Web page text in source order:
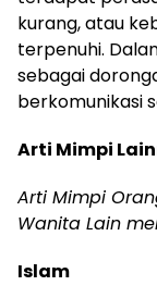
kurang, atau
terpenuhi.
sebagai
berkomunikasi
Arti Mimpi
Arti Mimpi
Wanita Lain
Islam